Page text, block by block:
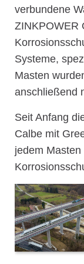
verbundene
ZINKPOWER
Systeme,
Masten
anschließend
Seit Anfang
Calbe mit
jedem